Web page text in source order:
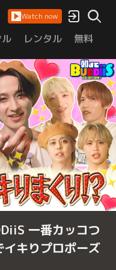
Watch now
レンタル 無料
一番カッコつ
キりプロポーズ